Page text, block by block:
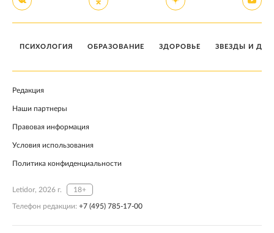
ПСИХОЛОГИЯ ОБРАЗОВАНИЕ ЗДОРОВЬЕ ЗВЕЗДЫ И
Редакция
Наши партнеры
Правовая информация
Условия использования
Политика конфиденциальности
Letidor, 2026 г. 18+
Телефон редакции: +7 (495) 785-17-00